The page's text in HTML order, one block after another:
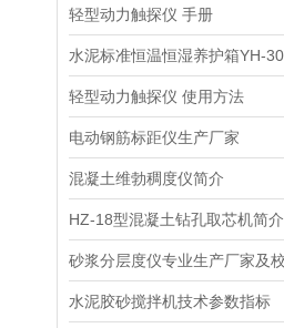
轻型动力触探仪 手册
轻型动力触探仪 使用方法
电动钢筋标距仪生产厂家
混凝土维勃稠度仪简介
HZ-18型混凝土钻孔取芯机简介
水泥胶砂搅拌机技术参数指标